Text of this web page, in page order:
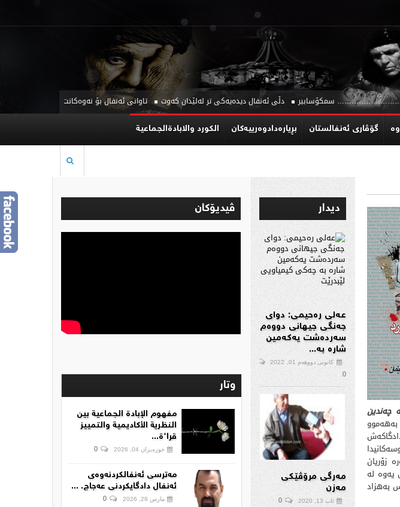
تاوانی ئەنفال بۆ نەوەکانت بگێڕەوە! با گۆپتەپە دڵی ئەنفال دیدەیەکی تر لەلێدان کەوت
گۆڤاری ئەنفالستان بڕیاره‌دادوه‌رییه‌كان الكورد والابادةالجماعية
چەندین
زۆریان
یەوە لە
بەهزاد
ڤیدیۆكان
وتار
مفهوم الإبادة الجماعية بين
النظرية الأكاديمية والتمييز
قراءة...
حوزەیران 04, 2026 0
مەترسی ئەنفالکردنەوەی
ئەنفال دادگایکردنی عەجاج. ...
مارس 28, 2026 0
دیدار
عەلی رەحیمی: دوای
جەنگی جیهانی دووەم
سەردەشت یەكەمین
شارە بە...
کانونی دووهەم 01, 2022
0
مەرگی مرۆڤێکی
مەزن
ئاب 13, 2020 0